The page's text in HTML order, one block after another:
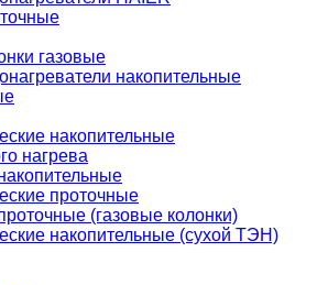
газовые
накопительные
накопительные
нагрева
проточные
(газовые колонки)
накопительные (сухой ТЭН)